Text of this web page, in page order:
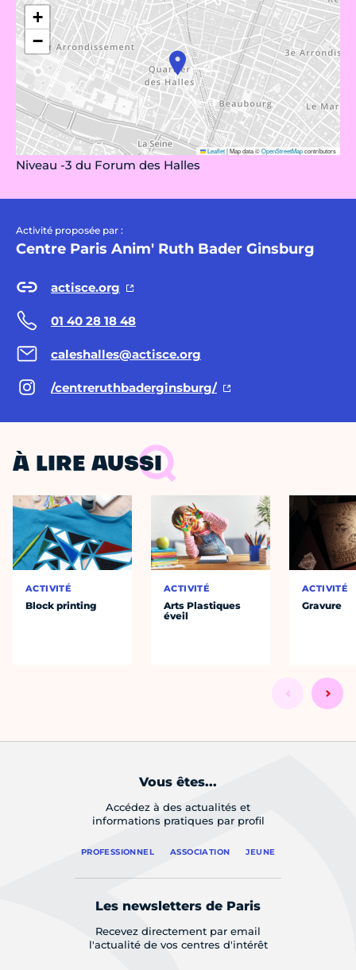
+
−
Leaflet|Map data ©OpenStreetMapcontributors
Niveau -3 du Forum des Halles
Activité proposée par :
Centre Paris Anim' Ruth Bader Ginsburg
actisce.org
01 40 28 18 48
caleshalles@actisce.org
/centreruthbaderginsburg/
À LIRE AUSSI
ACTIVITÉ
Block printing
ACTIVITÉ
Arts Plastiques
éveil
ACTIVITÉ
Gravure
Vous êtes...
Accédez à des actualités et
informations pratiques par profil
PROFESSIONNEL ASSOCIATION JEUNE
Les newsletters de Paris
Recevez directement par email
l'actualité de vos centres d'intérêt